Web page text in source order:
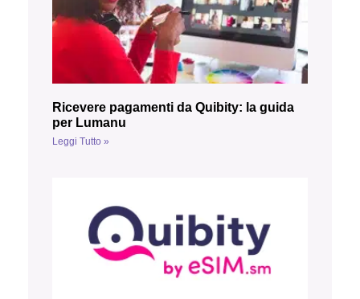
Ricevere pagamenti da Quibity: la guida
per Lumanu
Leggi Tutto »